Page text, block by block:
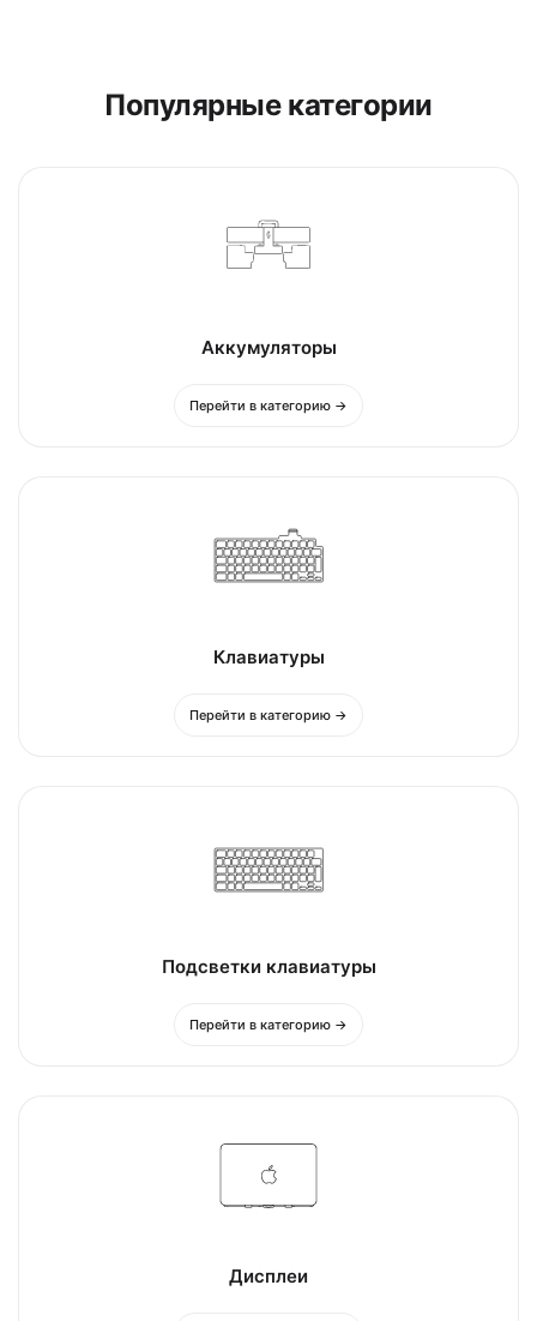
Популярные категории
Аккумуляторы
Перейти в категорию →
Клавиатуры
Перейти в категорию →
Подсветки клавиатуры
Перейти в категорию →
Дисплеи